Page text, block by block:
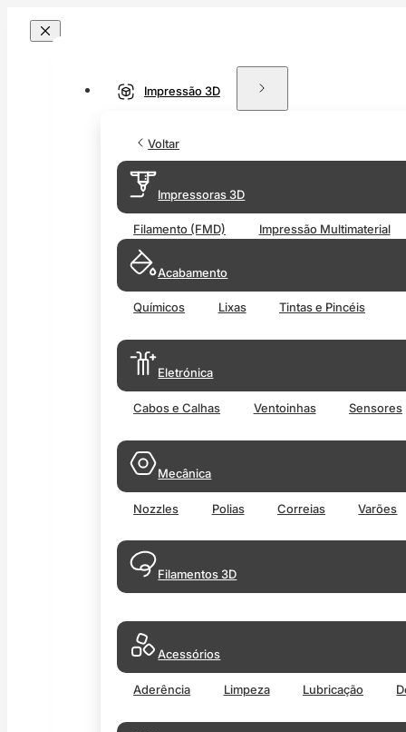
Impressão 3D
Voltar
Impressoras 3D
Filamento (FMD) Impressão Multimaterial
Acabamento
Químicos Lixas Tintas e Pincéis
Eletrónica
Cabos e Calhas Ventoinhas Sensores
Mecânica
Nozzles Polias Correias Varões
Filamentos 3D
Acessórios
Aderência Limpeza Lubricação